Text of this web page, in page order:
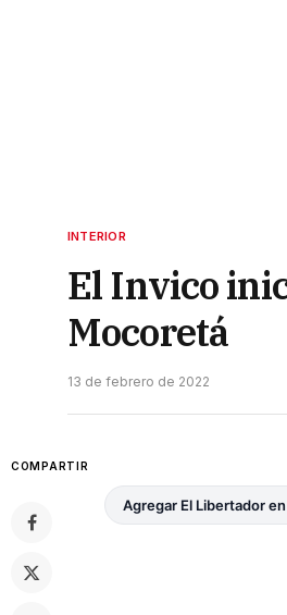
INTERIOR
El Invico
Mocoretá
13 de febrero de 2022
COMPARTIR
Agregar El Libertador en